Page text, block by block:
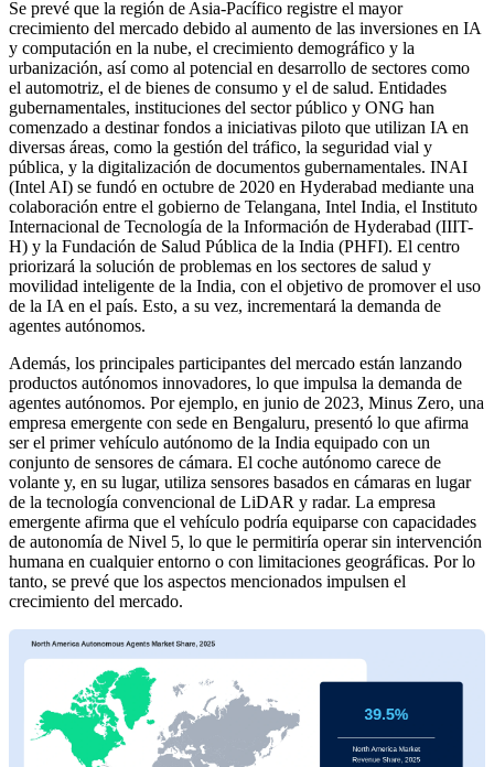
Se prevé que la región de Asia-Pacífico registre el mayor
crecimiento del mercado debido al aumento de las inversiones en IA
y computación en la nube, el crecimiento demográfico y la
urbanización, así como al potencial en desarrollo de sectores como
el automotriz, el de bienes de consumo y el de salud. Entidades
gubernamentales, instituciones del sector público y ONG han
comenzado a destinar fondos a iniciativas piloto que utilizan IA en
diversas áreas, como la gestión del tráfico, la seguridad vial y
pública, y la digitalización de documentos gubernamentales. INAI
(Intel AI) se fundó en octubre de 2020 en Hyderabad mediante una
colaboración entre el gobierno de Telangana, Intel India, el Instituto
Internacional de Tecnología de la Información de Hyderabad (IIIT-
H) y la Fundación de Salud Pública de la India (PHFI). El centro
priorizará la solución de problemas en los sectores de salud y
movilidad inteligente de la India, con el objetivo de promover el uso
de la IA en el país. Esto, a su vez, incrementará la demanda de
agentes autónomos.
Además, los principales participantes del mercado están lanzando
productos autónomos innovadores, lo que impulsa la demanda de
agentes autónomos. Por ejemplo, en junio de 2023, Minus Zero, una
empresa emergente con sede en Bengaluru, presentó lo que afirma
ser el primer vehículo autónomo de la India equipado con un
conjunto de sensores de cámara. El coche autónomo carece de
volante y, en su lugar, utiliza sensores basados ​​en cámaras en lugar
de la tecnología convencional de LiDAR y radar. La empresa
emergente afirma que el vehículo podría equiparse con capacidades
de autonomía de Nivel 5, lo que le permitiría operar sin intervención
humana en cualquier entorno o con limitaciones geográficas. Por lo
tanto, se prevé que los aspectos mencionados impulsen el
crecimiento del mercado.